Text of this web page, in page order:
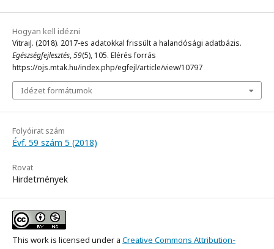
Hogyan kell idézni
VitraiJ. (2018). 2017-es adatokkal frissült a halandósági adatbázis.
Egészségfejlesztés,59(5), 105. Elérés forrás
https://ojs.mtak.hu/index.php/egfejl/article/view/10797
Idézet formátumok
Folyóirat szám
Évf. 59 szám 5 (2018)
Rovat
Hirdetmények
This work is licensed under a Creative Commons Attribution-